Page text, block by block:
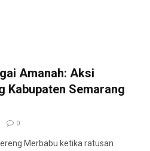
Amanah: Aksi
Kabupaten Semarang
0
Merbabu ketika ratusan